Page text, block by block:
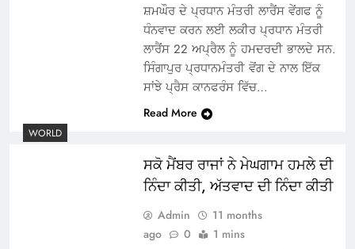
ਸ਼ਮਘੌਰ ਦੇ ਪ੍ਰਧਾਨ ਮੰਤਰੀ ਲਾਰੈਂਸ ਵੇਂਗਫ ਨੂੰ
ਧੰਨਵਾਦ ਕਰਨ ਲਈ ਲਕੀਰ ਪ੍ਰਧਾਨ ਮੰਤਰੀ
ਲਾਰੈਂਸ 22 ਅਪ੍ਰੈਲ ਨੂੰ ਹਮਦਰਦੀ ਭਾਲਦੇ ਸਨ.
ਸਿੰਗਾਪੁਰ ਪ੍ਰਧਾਨਮੰਤਰੀ ਵੋਂਗ ਦੇ ਨਾਲ ਇੱਕ
ਸਾਂਝੇ ਪ੍ਰੈਸ ਕਾਨਫਰੰਸ ਵਿੱਚ…
Read More
WORLD
ਸਕੋ ਮੈਂਬਰ ਰਾਜਾਂ ਨੇ ਮੇਘਗਾਮ ਹਮਲੇ ਦੀ
ਨਿੰਦਾ ਕੀਤੀ, ਅੱਤਵਾਦ ਦੀ ਨਿੰਦਾ ਕੀਤੀ
Admin
11 months
ago
0 1 mins